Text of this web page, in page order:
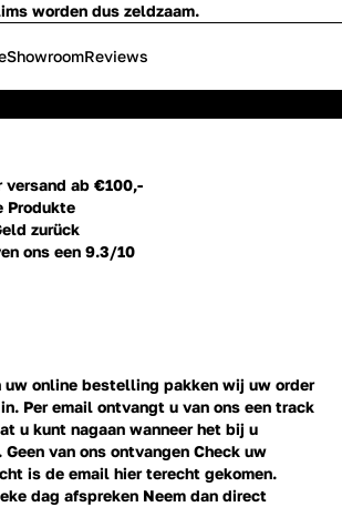
worden dus zeldzaam.
versand ab €100,-
Produkte
zurück
ons een 9.3/10
ShowroomReviews
uw online bestelling pakken wij uw order
Per email ontvangt u van ons een track
u kunt nagaan wanneer het bij u
van ons ontvangen Check uw
is de email hier terecht gekomen.
dag afspreken Neem dan direct